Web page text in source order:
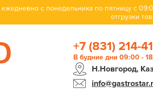
ежедневно с понедельника по пятницу с
отгрузки
+7 (831) 214-
В будние дни 09:00 -
Н.Новгород,